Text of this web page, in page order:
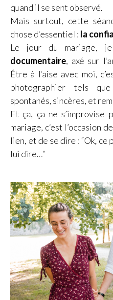
quand il se sent observé.
Mais surtout, cette
chose d’essentiel : la
Le jour du mariage,
documentaire, axé sur
Être à l’aise avec moi,
photographier tels
spontanés, sincères, et
Et ça, ça ne s’improvise
mariage, c’est l’occasion
lien, et de se dire : “Ok,
lui dire…”